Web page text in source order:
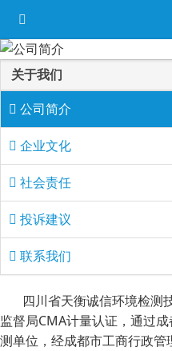
关于我们
公司简介
企业文化
社会责任
投诉建议
联系我们
四川省天衡诚信环境检测
监督局CMA计量认证，通过
测单位，经成都市工商行政